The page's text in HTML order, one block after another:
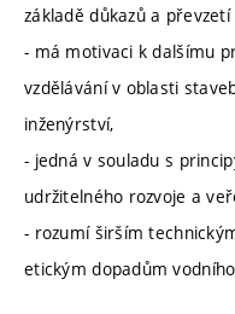
základě důkazů a
- má motivaci k dalšímu
vzdělávání v oblasti
inženýrství,
- jedná v souladu s
udržitelného rozvoje a
- rozumí širším
etickým dopadům